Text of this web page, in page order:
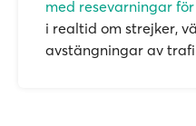
med resevarningar
i realtid om strejker,
avstängningar av